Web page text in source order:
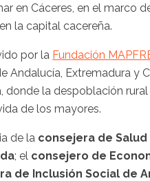
en Cáceres, en el marco
la capital cacereña.
por la Fundación
Andalucía, Extremadura y
la despoblación
de los mayores.
de la consejera de
; el consejero de
de Inclusión Social de